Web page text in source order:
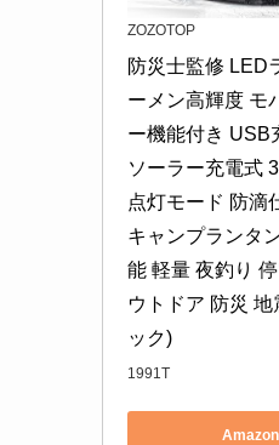
ZOZOTOP
防災士監修 LED
ーメン高輝度 モ
ー機能付き USB
ソーラー充電式
点灯モード 防滴
キャンプランタ
能 軽量 夜釣り
ウトドア 防災 地
ック)
1991T